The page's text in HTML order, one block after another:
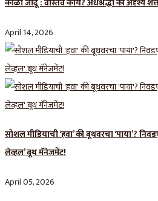
April 14, 2026
सोशल मीडियाची ‘हवा’ की बूथवरचा ‘पाया’?
लेव्हल’ बूथ मॅनेजमेंट!
April 05, 2026